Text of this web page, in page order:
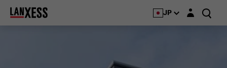
JP Login layer